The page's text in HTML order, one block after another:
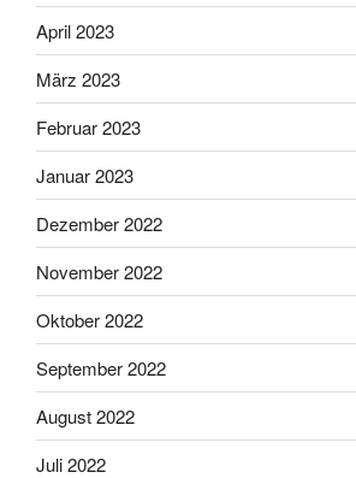
April 2023
März 2023
Februar 2023
Januar 2023
Dezember 2022
November 2022
Oktober 2022
September 2022
August 2022
Juli 2022